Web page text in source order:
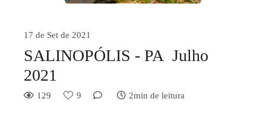
17 de Set de 2021
SALINOPÓLIS - PA Julho
2021
129 9 2min de leitura